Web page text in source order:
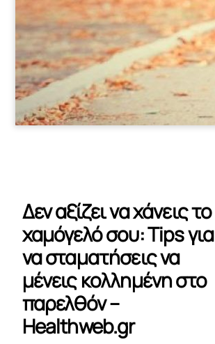
Δεν αξίζει να χάνεις το
χαμόγελό σου: Tips για
να σταματήσεις να
μένεις κολλημένη στο
παρελθόν –
Healthweb.gr